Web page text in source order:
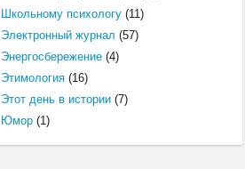
Школьному психологу(11)
Электронный журнал (57)
Энергосбережение(4)
Этимология(16)
Этот день в истории(7)
Юмор(1)